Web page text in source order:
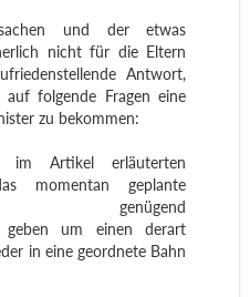
und der etwas
nicht für die Eltern
Antwort,
folgende Fragen eine
zu bekommen:
Artikel erläuterten
momentan geplante
genügend
geben um einen derart
in eine geordnete Bahn